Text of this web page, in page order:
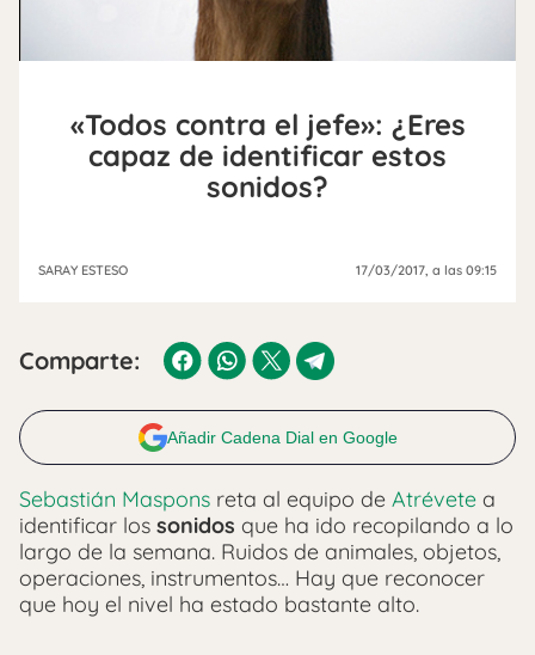
«Todos contra el jefe»: ¿Eres
capaz de identificar estos
sonidos?
SARAY ESTESO 17/03/2017, a las 09:15
Comparte:
Añadir Cadena Dial en Google
Sebastián Maspons reta al equipo de Atrévete a
identificar los sonidos que ha ido recopilando a lo
largo de la semana. Ruidos de animales, objetos,
operaciones, instrumentos… Hay que reconocer
que hoy el nivel ha estado bastante alto.